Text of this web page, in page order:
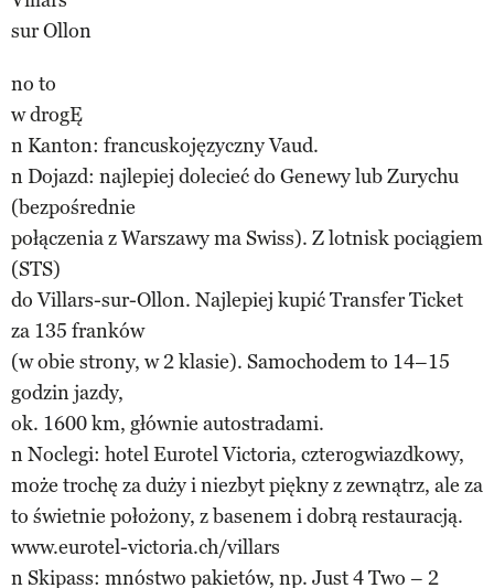
sur Ollon
no to
w drogĘ
n Kanton: francuskojęzyczny Vaud.
n Dojazd: najlepiej dolecieć do Genewy lub Zurychu
(bezpośrednie
połączenia z Warszawy ma Swiss). Z lotnisk pociągiem
(STS)
do Villars-sur-Ollon. Najlepiej kupić Transfer Ticket
za 135 franków
(w obie strony, w 2 klasie). Samochodem to 14–15
godzin jazdy,
ok. 1600 km, głównie autostradami.
n Noclegi: hotel Eurotel Victoria, czterogwiazdkowy,
może trochę za duży i niezbyt piękny z zewnątrz, ale za
to świetnie położony, z basenem i dobrą restauracją.
www.eurotel-victoria.ch/villars
n Skipass: mnóstwo pakietów, np. Just 4 Two – 2